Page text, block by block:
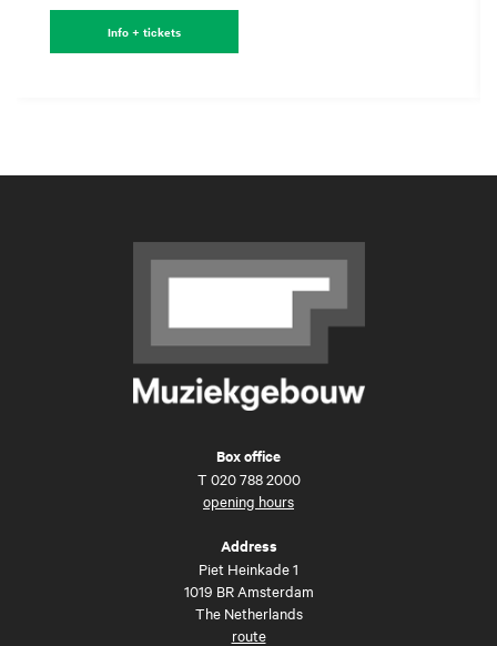
Info + tickets
Box office
T 020 788 2000
opening hours
Address
Piet Heinkade 1
1019 BR Amsterdam
The Netherlands
route